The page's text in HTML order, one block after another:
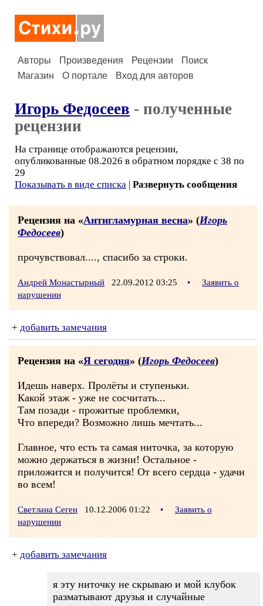
Авторы Произведения Рецензии
Поиск
Магазин
О портале Вход для авторов
Игорь Федосеев - полученные
рецензии
На странице отображаются рецензии,
опубликованные 08.2026 в обратном порядке с 38 по
29
Показывать в виде списка | Развернуть сообщения
Рецензия на «Антигламурная весна» (Игорь
Федосеев)
прочувствовал...., спасибо за строки.
Андрей Монастырный 22.09.2012 03:25 •
Заявить о
нарушении
+ добавить замечания
Рецензия на «Я сегодня» (Игорь Федосеев)
Идешь наверх. Пролёты и ступеньки.
Какой этаж - уже не сосчитать...
Там позади - прожитые проблемки,
Что впереди? Возможно лишь мечтать...
Главное, что есть та самая ниточка, за которую
можно держаться в жизни! Остальное -
приложится и получится! От всего сердца - удачи
во всем!
Светлана Сеген 10.12.2006 01:22 •
Заявить о
нарушении
+ добавить замечания
я эту ниточку не скрываю и мой клубок
разматывают друзья и случайные